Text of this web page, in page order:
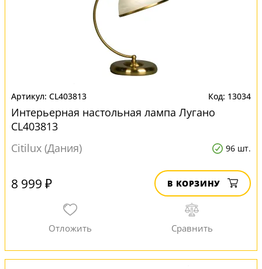
CL403813 13034
Интерьерная настольная лампа Лугано
CL403813
Citilux (Дания)
96 шт.
8 999 ₽ В КОРЗИНУ